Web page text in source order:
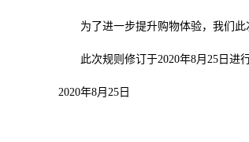
为了进一步提升购物体验，我们此
此次规则修订于2020年8月25日进行
2020年8月25日